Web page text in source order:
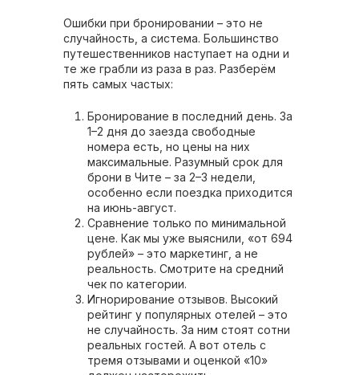
Ошибки при бронировании – это не
случайность, а система. Большинство
путешественников наступает на одни и
те же грабли из раза в раз. Разберём
пять самых частых:
Бронирование в последний день. За
1–2 дня до заезда свободные
номера есть, но цены на них
максимальные. Разумный срок для
брони в Чите – за 2–3 недели,
особенно если поездка приходится
на июнь-август.
Сравнение только по минимальной
цене. Как мы уже выяснили, «от 694
рублей» – это маркетинг, а не
реальность. Смотрите на средний
чек по категории.
Игнорирование отзывов. Высокий
рейтинг у популярных отелей – это
не случайность. За ним стоят сотни
реальных гостей. А вот отель с
тремя отзывами и оценкой «10»